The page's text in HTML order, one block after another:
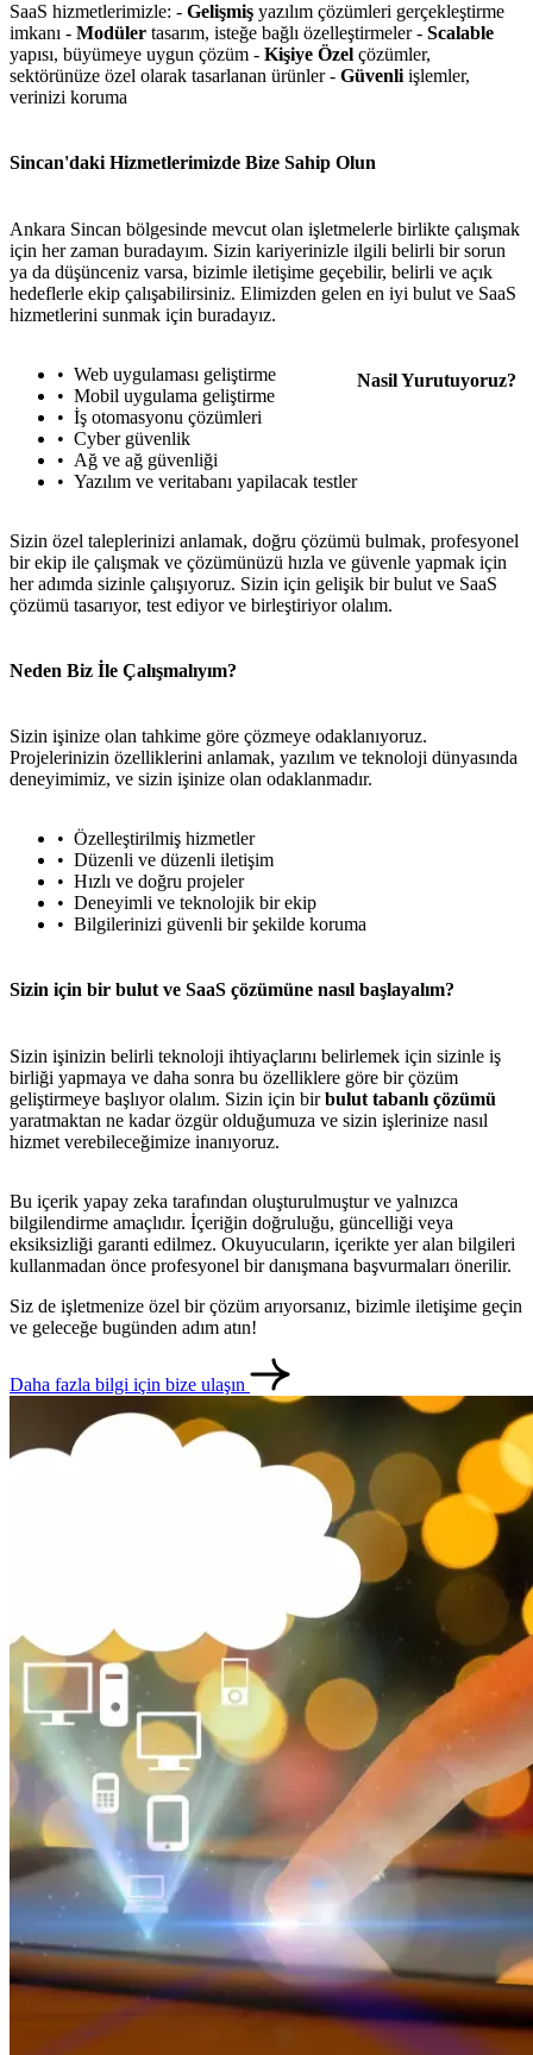
İletişim English
SaaS hizmetlerimizle: - Gelişmiş yazılım çözümleri gerçekleştirme
imkanı - Modüler tasarım, isteğe bağlı özelleştirmeler - Scalable
yapısı, büyümeye uygun çözüm - Kişiye Özel çözümler,
sektörünüze özel olarak tasarlanan ürünler - Güvenli işlemler,
verinizi koruma
Sincan'daki Hizmetlerimizde Bize Sahip Olun
Ankara Sincan bölgesinde mevcut olan işletmelerle birlikte çalışmak
için her zaman buradayım. Sizin kariyerinizle ilgili belirli bir sorun
ya da düşünceniz varsa, bizimle iletişime geçebilir, belirli ve açık
hedeflerle ekip çalışabilirsiniz. Elimizden gelen en iyi bulut ve SaaS
hizmetlerini sunmak için buradayız.
Web uygulaması geliştirme
Mobil uygulama geliştirme
İş otomasyonu çözümleri
Cyber güvenlik
Ağ ve ağ güvenliği
Yazılım ve veritabanı yapilacak testler
Nasil Yurutuyoruz?
Sizin özel taleplerinizi anlamak, doğru çözümü bulmak, profesyonel
bir ekip ile çalışmak ve çözümünüzü hızla ve güvenle yapmak için
her adımda sizinle çalışıyoruz. Sizin için gelişik bir bulut ve SaaS
çözümü tasarıyor, test ediyor ve birleştiriyor olalım.
Neden Biz İle Çalışmalıyım?
Sizin işinize olan tahkime göre çözmeye odaklanıyoruz.
Projelerinizin özelliklerini anlamak, yazılım ve teknoloji dünyasında
deneyimimiz, ve sizin işinize olan odaklanmadır.
Özelleştirilmiş hizmetler
Düzenli ve düzenli iletişim
Hızlı ve doğru projeler
Deneyimli ve teknolojik bir ekip
Bilgilerinizi güvenli bir şekilde koruma
Sizin için bir bulut ve SaaS çözümüne nasıl başlayalım?
Sizin işinizin belirli teknoloji ihtiyaçlarını belirlemek için sizinle iş
birliği yapmaya ve daha sonra bu özelliklere göre bir çözüm
geliştirmeye başlıyor olalım. Sizin için birbulut tabanlı çözümü
yaratmaktan ne kadar özgür olduğumuza ve sizin işlerinize nasıl
hizmet verebileceğimize inanıyoruz.
Bu içerik yapay zeka tarafından oluşturulmuştur ve yalnızca
bilgilendirme amaçlıdır. İçeriğin doğruluğu, güncelliği veya
eksiksizliği garanti edilmez. Okuyucuların, içerikte yer alan bilgileri
kullanmadan önce profesyonel bir danışmana başvurmaları önerilir.
Siz de işletmenize özel bir çözüm arıyorsanız, bizimle iletişime geçin
ve geleceğe bugünden adım atın!
Daha fazla bilgi için bize ulaşın